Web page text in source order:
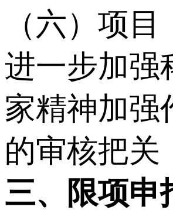
（六）项
进一步加强
家精神加强
的审核把关
三、限项申